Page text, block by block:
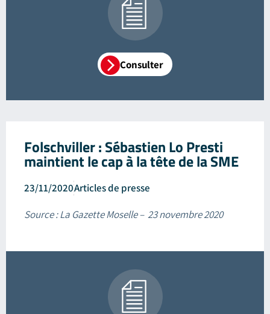
Consulter
Folschviller : Sébastien Lo Presti
maintient le cap à la tête de la SME
23/11/2020Articles de presse
Source : La Gazette Moselle – 23 novembre 2020